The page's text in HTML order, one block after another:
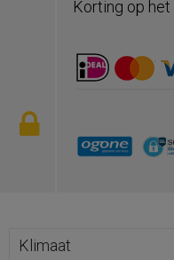
Korting op het
Klimaat